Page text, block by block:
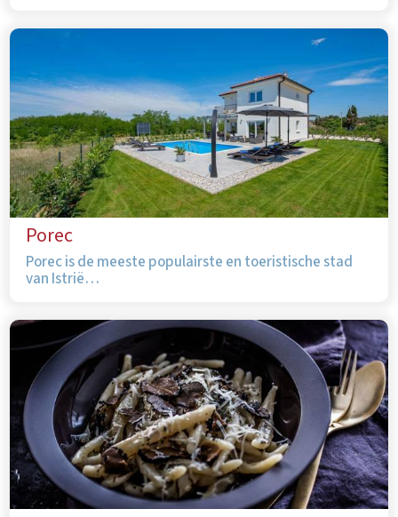
Porec
Porec is de meeste populairste en toeristische stad
van Istrië…